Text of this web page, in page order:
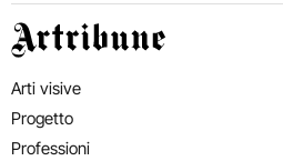
Artribune
Arti visive
Progetto
Professioni